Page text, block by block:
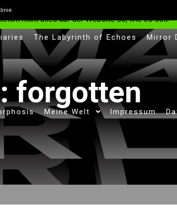
The Labyrinth of Echoes Mirror
Meine Welt Impressum
forgotten
.
machen. Wenn du nicht willst, dass Cookies
nicht alles auf der Website so, wie es soll.